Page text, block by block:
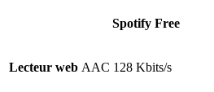
Spotify Free
Lecteur web AAC 128 Kbits/s